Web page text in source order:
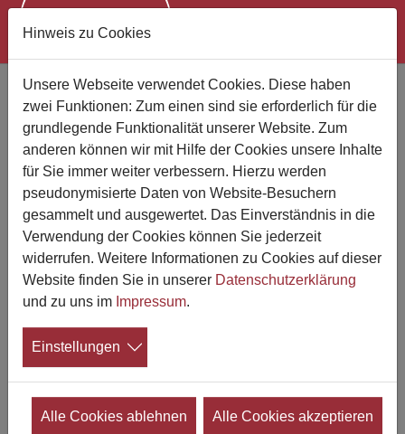
Urteil: Werbung für
Urnenherausgabe unter bestimmten
Voraussetzungen erlaubt
Zweite Instanz hebt Verbot für ein
Bestattungsunternehmen auf
19.09.2025
Das Kammergericht Berlin hat sich bereits
am 18.02.2025 in einem Urteil mit der
Bestattungsunternehmens befasst. Das
Entscheidung des Landgerichts eingereicht - am Ende
einstweiliger Verfügung untersagt worden, mit der
Hinweis zu Cookies
Unsere Webseite verwendet Cookies. Diese haben
zwei Funktionen: Zum einen sind sie erforderlich für die
grundlegende Funktionalität unserer Website. Zum
anderen können wir mit Hilfe der Cookies unsere Inhalte
für Sie immer weiter verbessern. Hierzu werden
pseudonymisierte Daten von Website-Besuchern
gesammelt und ausgewertet. Das Einverständnis in die
Verwendung der Cookies können Sie jederzeit
widerrufen. Weitere Informationen zu Cookies auf dieser
Website finden Sie in unserer Datenschutzerklärung
und zu uns im Impressum.
Einstellungen
Alle Cookies ablehnen Alle Cookies akzeptieren